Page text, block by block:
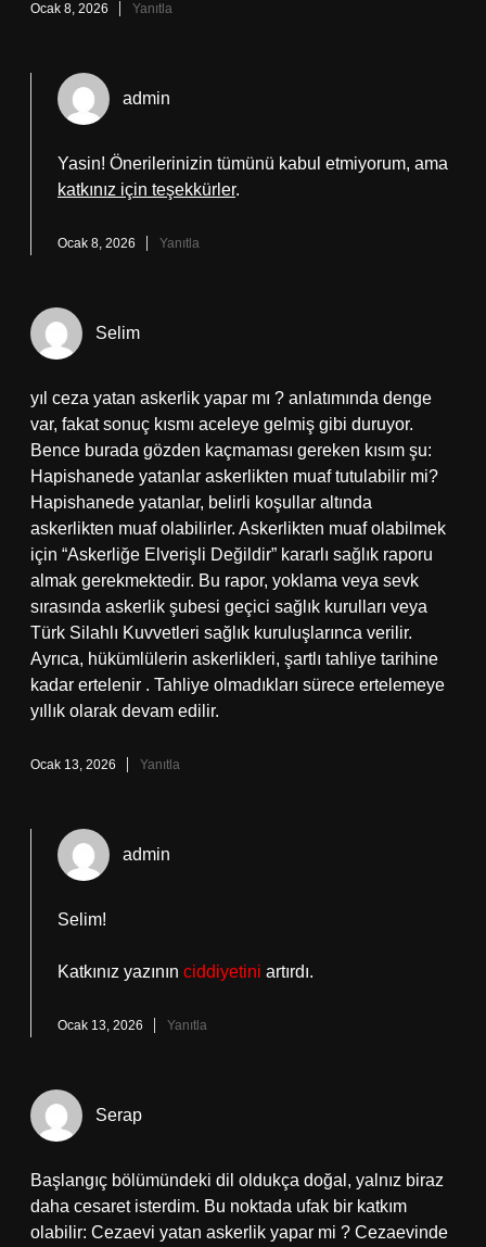
Ocak 8, 2026 Yanıtla
admin
Yasin! Önerilerinizin tümünü kabul etmiyorum, ama
katkınız için teşekkürler.
Ocak 8, 2026 Yanıtla
Selim
yıl ceza yatan askerlik yapar mı ? anlatımında denge
var, fakat sonuç kısmı aceleye gelmiş gibi duruyor.
Bence burada gözden kaçmaması gereken kısım şu:
Hapishanede yatanlar askerlikten muaf tutulabilir mi?
Hapishanede yatanlar, belirli koşullar altında
askerlikten muaf olabilirler. Askerlikten muaf olabilmek
için “Askerliğe Elverişli Değildir” kararlı sağlık raporu
almak gerekmektedir. Bu rapor, yoklama veya sevk
sırasında askerlik şubesi geçici sağlık kurulları veya
Türk Silahlı Kuvvetleri sağlık kuruluşlarınca verilir.
Ayrıca, hükümlülerin askerlikleri, şartlı tahliye tarihine
kadar ertelenir . Tahliye olmadıkları sürece ertelemeye
yıllık olarak devam edilir.
Ocak 13, 2026 Yanıtla
admin
Selim!
Katkınız yazının ciddiyetini artırdı.
Ocak 13, 2026 Yanıtla
Serap
Başlangıç bölümündeki dil oldukça doğal, yalnız biraz
daha cesaret isterdim. Bu noktada ufak bir katkım
olabilir: Cezaevi yatan askerlik yapar mi ? Cezaevinde